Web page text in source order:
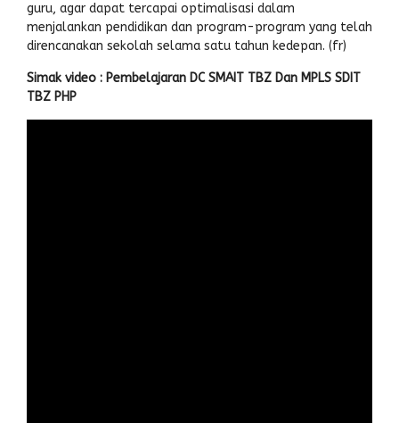
guru, agar dapat tercapai optimalisasi dalam
menjalankan pendidikan dan program-program yang telah
direncanakan sekolah selama satu tahun kedepan. (fr)
Simak video : Pembelajaran DC SMAIT TBZ Dan MPLS SDIT
TBZ PHP